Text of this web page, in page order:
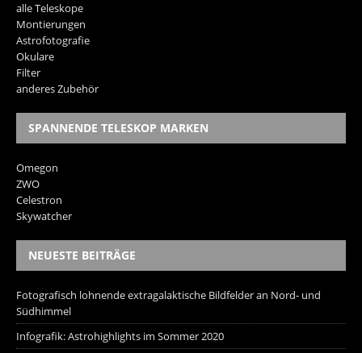
alle Teleskope
Montierungen
Astrofotografie
Okulare
Filter
anderes Zubehör
SPANNENDE TELESKOP MARKEN
Omegon
ZWO
Celestron
Skywatcher
NEUESTE BEITRÄGE
Fotografisch lohnende extragalaktische Bildfelder an Nord- und
Südhimmel
Infografik: Astrohighlights im Sommer 2020